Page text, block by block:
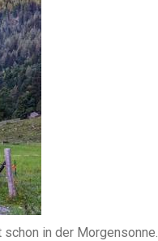
in der Morgensonne.